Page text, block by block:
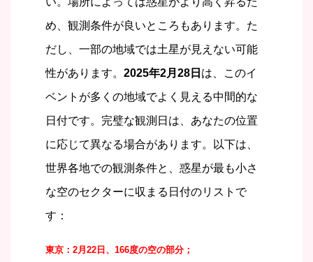
め、観測条件が良いところもあります。た
だし、一部の地域では土星が見えない可能
性があります。 2025年2月28日 は、このイ
ベントが多くの地域でよく見える中間的な
日付です。完璧な観測日は、あなたの位置
に応じて異なる場合があります。
以下は、
世界各地での観測条件と、惑星が最も小さ
な空のセクターに収まる日付のリストで
す：
東京：2月22日、166度の空の部分；